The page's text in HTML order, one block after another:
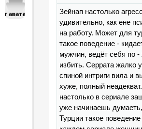
Зейнап настолько
удивительно, как ене
на работу. Может для
такое поведение -
мужчин, ведёт себя по -
избить. Серрата жалко
спиной интриги вила и
хуже, полный
настолько в сериале
уже начинаешь
Турции такое